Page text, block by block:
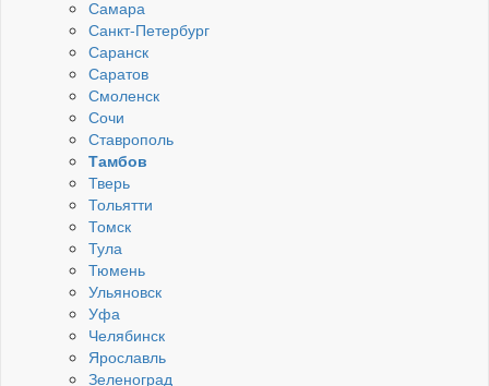
Самара
Санкт-Петербург
Саранск
Саратов
Смоленск
Сочи
Ставрополь
Тамбов
Тверь
Тольятти
Томск
Тула
Тюмень
Ульяновск
Уфа
Челябинск
Ярославль
Зеленоград